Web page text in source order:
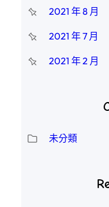
2021 年 8 月
2021 年 7 月
2021 年 2 月
未分類